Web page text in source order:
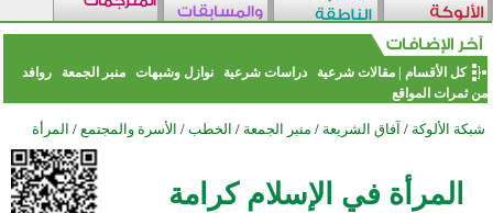
كل الأقسام |مقالات شرعية دراسات شرعية نوازل وشبهات منبر الجمعة
روافد
من ثمرات المواقع
شبكة الألوكة / آفاق الشريعة / منبر الجمعة / الخطب / الأسرة والمجتمع / المرأة
المرأة في الإسلام كرامة